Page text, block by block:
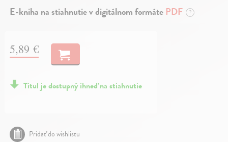
E-kniha na stiahnutie v digitálnom formátePDF ?
5,89 €
Titul je dostupný ihneď na stiahnutie
Pridať do wishlistu